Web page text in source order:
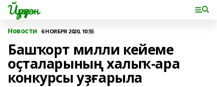
Йүрүҙән
Новости 6 НОЯБРЯ 2020, 10:55
Башҡорт милли кейеме
оҫталарының халыҡ-ара
конкурсы уҙғарыла